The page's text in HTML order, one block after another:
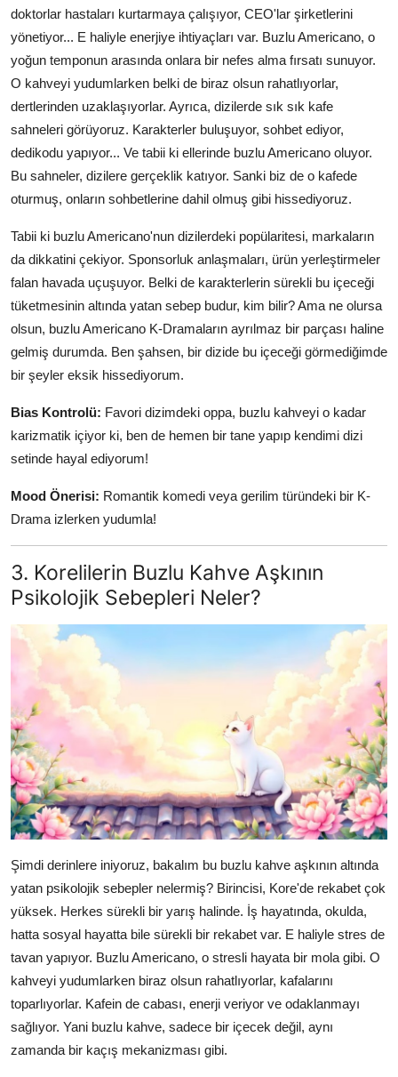
doktorlar hastaları kurtarmaya çalışıyor, CEO'lar şirketlerini
yönetiyor... E haliyle enerjiye ihtiyaçları var. Buzlu Americano, o
yoğun temponun arasında onlara bir nefes alma fırsatı sunuyor.
O kahveyi yudumlarken belki de biraz olsun rahatlıyorlar,
dertlerinden uzaklaşıyorlar. Ayrıca, dizilerde sık sık kafe
sahneleri görüyoruz. Karakterler buluşuyor, sohbet ediyor,
dedikodu yapıyor... Ve tabii ki ellerinde buzlu Americano oluyor.
Bu sahneler, dizilere gerçeklik katıyor. Sanki biz de o kafede
oturmuş, onların sohbetlerine dahil olmuş gibi hissediyoruz.
Tabii ki buzlu Americano'nun dizilerdeki popülaritesi, markaların
da dikkatini çekiyor. Sponsorluk anlaşmaları, ürün yerleştirmeler
falan havada uçuşuyor. Belki de karakterlerin sürekli bu içeceği
tüketmesinin altında yatan sebep budur, kim bilir? Ama ne olursa
olsun, buzlu Americano K-Dramaların ayrılmaz bir parçası haline
gelmiş durumda. Ben şahsen, bir dizide bu içeceği görmediğimde
bir şeyler eksik hissediyorum.
Bias Kontrolü: Favori dizimdeki oppa, buzlu kahveyi o kadar
karizmatik içiyor ki, ben de hemen bir tane yapıp kendimi dizi
setinde hayal ediyorum!
Mood Önerisi: Romantik komedi veya gerilim türündeki bir K-
Drama izlerken yudumla!
3. Korelilerin Buzlu Kahve Aşkının
Psikolojik Sebepleri Neler?
Şimdi derinlere iniyoruz, bakalım bu buzlu kahve aşkının altında
yatan psikolojik sebepler nelermiş? Birincisi, Kore'de rekabet çok
yüksek. Herkes sürekli bir yarış halinde. İş hayatında, okulda,
hatta sosyal hayatta bile sürekli bir rekabet var. E haliyle stres de
tavan yapıyor. Buzlu Americano, o stresli hayata bir mola gibi. O
kahveyi yudumlarken biraz olsun rahatlıyorlar, kafalarını
toparlıyorlar. Kafein de cabası, enerji veriyor ve odaklanmayı
sağlıyor. Yani buzlu kahve, sadece bir içecek değil, aynı
zamanda bir kaçış mekanizması gibi.